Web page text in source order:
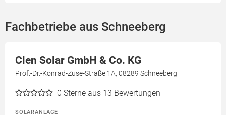
Fachbetriebe aus Schneeberg
Clen Solar GmbH & Co. KG
Prof.-Dr.-Konrad-Zuse-Straße 1A, 08289 Schneeberg
0 Sterne aus 13 Bewertungen
SOLARANLAGE